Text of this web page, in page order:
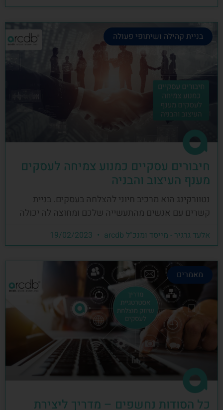
בניית קהילה ושיתופי פעולה
חיבורים עסקיים כמנוע צמיחה לעסקים
מענף העיצוב והבניה
נטוורקינג הוא מרכיב חיוני להצלחה בעסקים. בניית
קשרים עם אנשים מהתעשייה שלכם ומחוצה לה יכולה
אלעד גרגיר - מייסד ומנכ"ל arcdb
מאמרים
כל הסודות נחשפים – מדריך ליצירת